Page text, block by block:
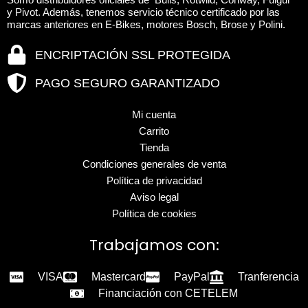
y Pivot. Además, tenemos servicio técnico certificado por las
marcas anteriores en E-Bikes, motores Bosch, Brose y Polini.
ENCRIPTACIÓN SSL PROTEGIDA
PAGO SEGURO GARANTIZADO
Mi cuenta
Carrito
Tienda
Condiciones generales de venta
Política de privacidad
Aviso legal
Política de cookies
Trabajamos con:
VISA Mastercard PayPal
Tranferencia
Financiación con CETELEM